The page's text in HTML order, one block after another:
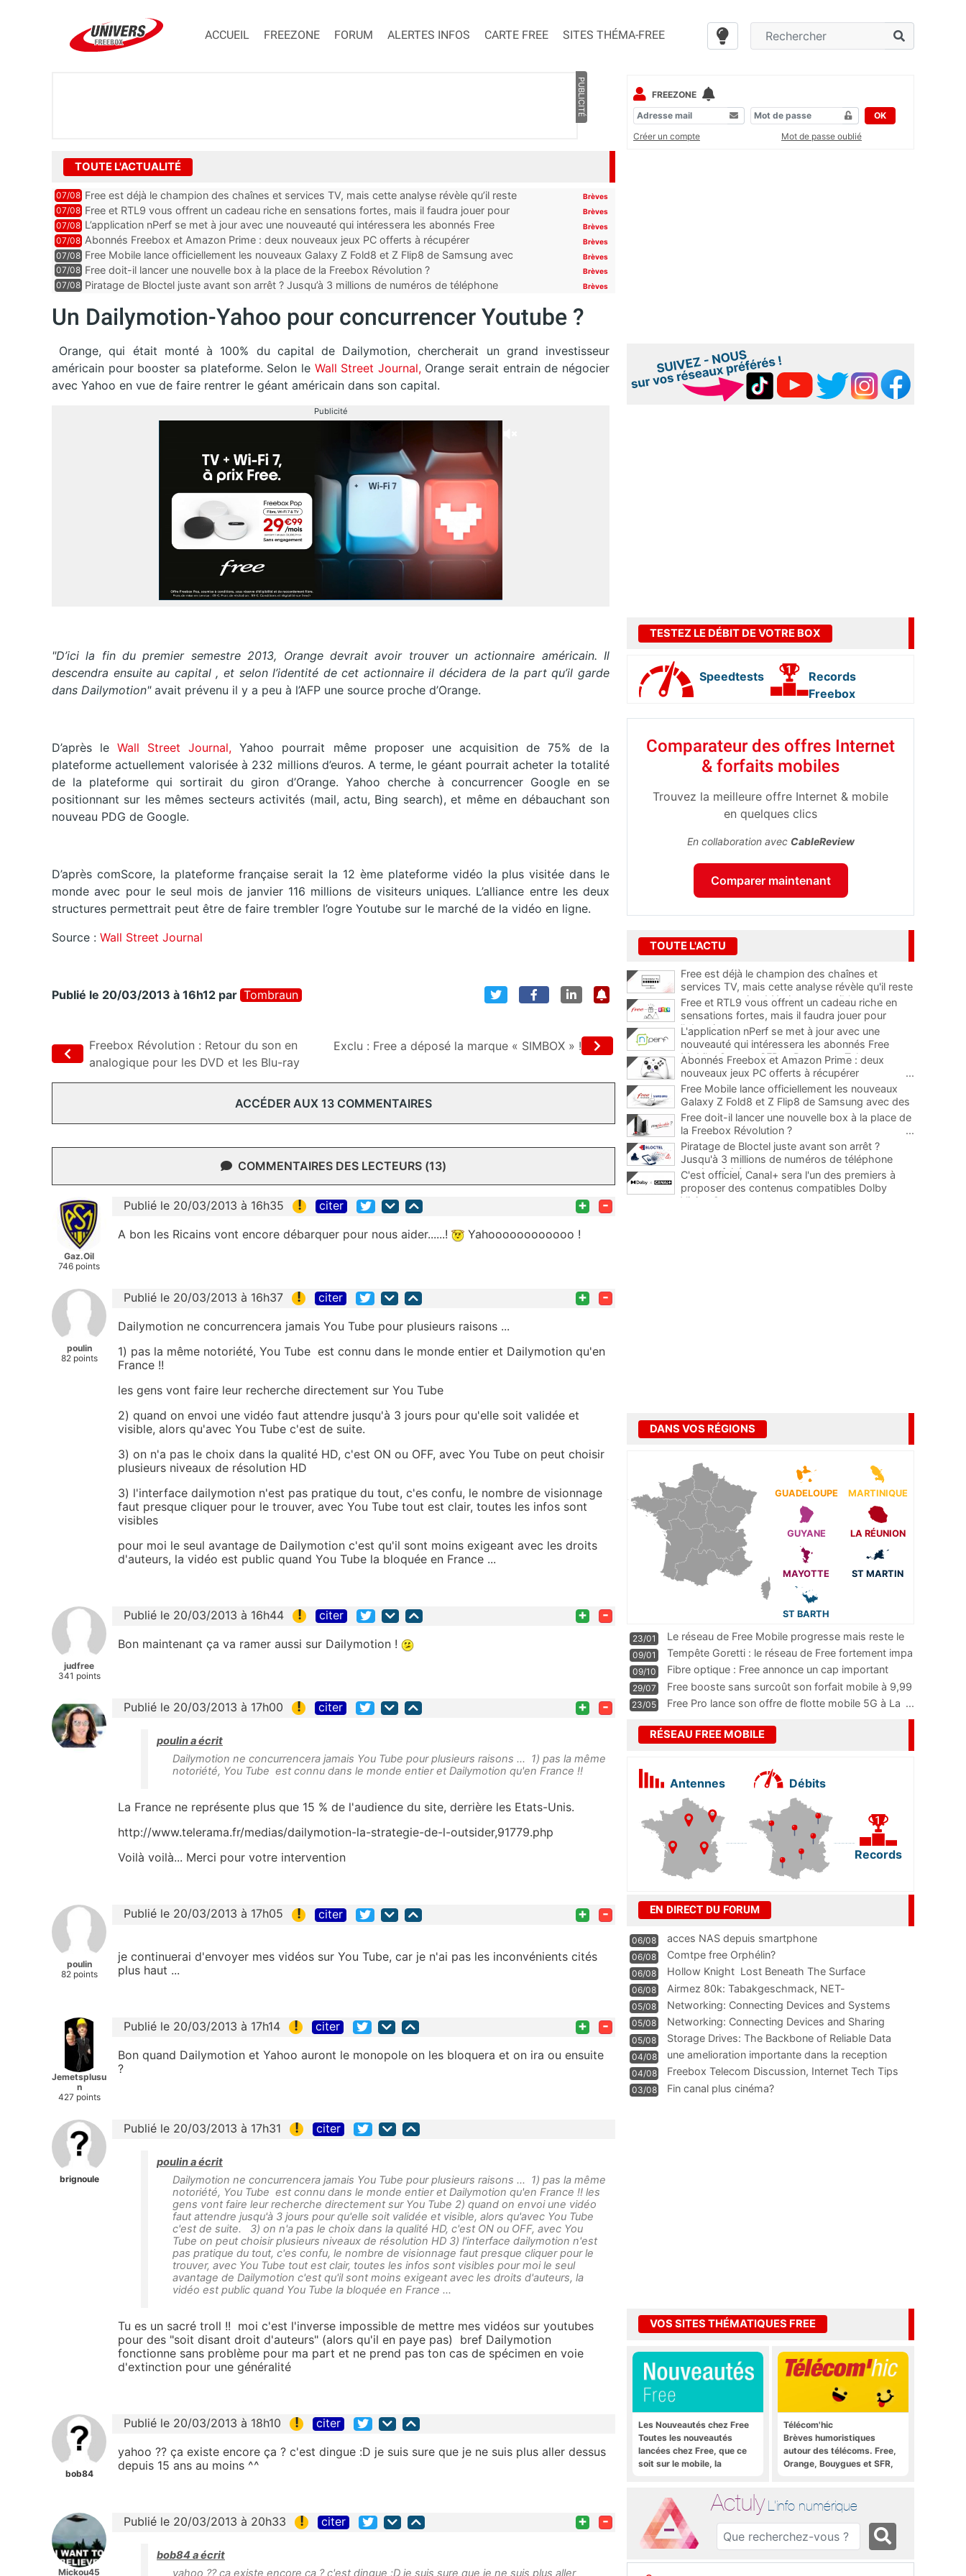
ACCUEIL FREEZONE FORUM ALERTES INFOS CARTE FREE SITES THÉMA-FREE
PUBLICITÉ
TOUTE L'ACTUALITÉ
07/08 Free est déjà le champion des chaînes et services TV, mais cette analyse révèle qu’il reste
encore au moin...
Brèves
07/08 Free et RTL9 vous offrent un cadeau riche en sensations fortes, mais il faudra jouer pour
l’obtenir
Brèves
07/08 L’application nPerf se met à jour avec une nouveauté qui intéressera les abonnés Free
Mobile, Orange, SFR ...
Brèves
07/08 Abonnés Freebox et Amazon Prime : deux nouveaux jeux PC offerts à récupérer Brèves
07/08 Free Mobile lance officiellement les nouveaux Galaxy Z Fold8 et Z Flip8 de Samsung avec
des promos et des cadeaux
Brèves
07/08 Free doit-il lancer une nouvelle box à la place de la Freebox Révolution ? Brèves
07/08 Piratage de Bloctel juste avant son arrêt ? Jusqu’à 3 millions de numéros de téléphone
Brèves
Un Dailymotion-Yahoo pour concurrencer Youtube ?
Orange, qui était monté à 100% du capital de Dailymotion, chercherait un grand investisseur
américain pour booster sa plateforme. Selon le Wall Street Journal,Orange serait entrain de négocier
avec Yahoo en vue de faire rentrer le géant américain dans son capital.
Publicité
"D’ici la fin du premier semestre 2013, Orange devrait avoir trouver un actionnaire américain. Il
descendra ensuite au capital , et selon l’identité de cet actionnaire il décidera de la part qu’il garde
dans Dailymotion" avait prévenu il y a peu à l’AFP une source proche d’Orange.
D’après leWall Street Journal,Yahoo pourrait même proposer une acquisition de 75% de la
plateforme actuellement valorisée à 232 millions d’euros. A terme, le géant pourrait acheter la totalité
de la plateforme qui sortirait du giron d’Orange. Yahoo cherche à concurrencer Google en se
positionnant sur les mêmes secteurs activités (mail, actu, Bing search), et même en débauchant son
nouveau PDG de Google.
D’après comScore, la plateforme française serait la 12 ème plateforme vidéo la plus visitée dans le
monde avec pour le seul mois de janvier 116 millions de visiteurs uniques. L’alliance entre les deux
structures permettrait peut être de faire trembler l’ogre Youtube sur le marché de la vidéo en ligne.
Source : Wall Street Journal
Publié le 20/03/2013 à 16h12 par Tombraun
Freebox Révolution : Retour du son en
analogique pour les DVD et les Blu-ray
Exclu : Free a déposé la marque « SIMBOX » !
ACCÉDER AUX 13 COMMENTAIRES
COMMENTAIRES DES LECTEURS (13)
Gaz.Oil
746 points
Publié le 20/03/2013 à 16h35 ! citer + -
A bon les Ricains vont encore débarquer pour nous aider......! Yahoooooooooooo !
poulin
82 points
Publié le 20/03/2013 à 16h37 ! citer + -
Dailymotion ne concurrencera jamais You Tube pour plusieurs raisons ...
1) pas la même notoriété, You Tube est connu dans le monde entier et Dailymotion qu'en
France !!
les gens vont faire leur recherche directement sur You Tube
2) quand on envoi une vidéo faut attendre jusqu'à 3 jours pour qu'elle soit validée et
visible, alors qu'avec You Tube c'est de suite.
3) on n'a pas le choix dans la qualité HD, c'est ON ou OFF, avec You Tube on peut choisir
plusieurs niveaux de résolution HD
3) l'interface dailymotion n'est pas pratique du tout, c'es confu, le nombre de visionnage
faut presque cliquer pour le trouver, avec You Tube tout est clair, toutes les infos sont
visibles
pour moi le seul avantage de Dailymotion c'est qu'il sont moins exigeant avec les droits
d'auteurs, la vidéo est public quand You Tube la bloquée en France ...
judfree
341 points
Publié le 20/03/2013 à 16h44 ! citer + -
Bon maintenant ça va ramer aussi sur Dailymotion !
Publié le 20/03/2013 à 17h00 ! citer + -
poulin a écrit
Dailymotion ne concurrencera jamais You Tube pour plusieurs raisons ... 1) pas la même
notoriété, You Tube est connu dans le monde entier et Dailymotion qu'en France !!
La France ne représente plus que 15 % de l'audience du site, derrière les Etats-Unis.
http://www.telerama.fr/medias/dailymotion-la-strategie-de-l-outsider,91779.php
Voilà voilà... Merci pour votre intervention
poulin
82 points
Publié le 20/03/2013 à 17h05 ! citer + -
je continuerai d'envoyer mes vidéos sur You Tube, car je n'ai pas les inconvénients cités
plus haut ...
Jemetsplusu
n
427 points
Publié le 20/03/2013 à 17h14 ! citer + -
Bon quand Dailymotion et Yahoo auront le monopole on les bloquera et on ira ou ensuite
?
brignoule
Publié le 20/03/2013 à 17h31 ! citer
poulin a écrit
Dailymotion ne concurrencera jamais You Tube pour plusieurs raisons ... 1) pas la même
notoriété, You Tube est connu dans le monde entier et Dailymotion qu'en France !! les
gens vont faire leur recherche directement sur You Tube 2) quand on envoi une vidéo
faut attendre jusqu'à 3 jours pour qu'elle soit validée et visible, alors qu'avec You Tube
c'est de suite. 3) on n'a pas le choix dans la qualité HD, c'est ON ou OFF, avec You
Tube on peut choisir plusieurs niveaux de résolution HD 3) l'interface dailymotion n'est
pas pratique du tout, c'es confu, le nombre de visionnage faut presque cliquer pour le
trouver, avec You Tube tout est clair, toutes les infos sont visibles pour moi le seul
avantage de Dailymotion c'est qu'il sont moins exigeant avec les droits d'auteurs, la
vidéo est public quand You Tube la bloquée en France ...
Tu es un sacré troll !! moi c'est l'inverse impossible de mettre mes vidéos sur youtubes
pour des "soit disant droit d'auteurs" (alors qu'il en paye pas) bref Dailymotion
fonctionne sans problème pour ma part et ne prend pas ton cas de spécimen en voie
d'extinction pour une généralité
bob84
Publié le 20/03/2013 à 18h10 ! citer
yahoo ?? ça existe encore ça ? c'est dingue :D je suis sure que je ne suis plus aller dessus
depuis 15 ans au moins ^^
Mickou45
Publié le 20/03/2013 à 20h33 ! citer + -
bob84 a écrit
FREEZONE
OK
Créer un compte
Mot de passe oublié
TESTEZ LE DÉBIT DE VOTRE BOX
Speedtests
Records
Freebox
Comparateur des offres Internet
& forfaits mobiles
Trouvez la meilleure offre Internet & mobile
en quelques clics
En collaboration avec CableReview
Comparer maintenant
TOUTE L'ACTU
Free est déjà le champion des chaînes et
services TV, mais cette analyse révèle qu'il reste
encore au moins 141 ajouts possibles
Free et RTL9 vous offrent un cadeau riche en
sensations fortes, mais il faudra jouer pour
l'obtenir
L'application nPerf se met à jour avec une
nouveauté qui intéressera les abonnés Free
Mobile, Orange, SFR et Bouygues Telecom
Abonnés Freebox et Amazon Prime : deux
nouveaux jeux PC offerts à récupérer
...
Free Mobile lance officiellement les nouveaux
Galaxy Z Fold8 et Z Flip8 de Samsung avec des
promos et des cadeaux
...
Free doit-il lancer une nouvelle box à la place de
la Freebox Révolution ?
...
Piratage de Bloctel juste avant son arrêt ?
Jusqu'à 3 millions de numéros de téléphone
auraient fuité
C'est officiel, Canal+ sera l'un des premiers à
proposer des contenus compatibles Dolby
Vision 2
DANS VOS RÉGIONS
GUADELOUPE MARTINIQUE
GUYANE LA RÉUNION
MAYOTTE ST MARTIN
ST BARTH
23/01
Le réseau de Free Mobile progresse mais reste le
m
...
09/01
Tempête Goretti : le réseau de Free fortement impa
09/10
Fibre optique : Free annonce un cap important
pass
...
29/07
Free booste sans surcoût son forfait mobile à 9,99
23/05 Free Pro lance son offre de flotte mobile 5G à La ...
RÉSEAU FREE MOBILE
Antennes Débits
Records
EN DIRECT DU FORUM
06/08 acces NAS depuis smartphone
06/08 Comtpe free Orphélin?
06/08 Hollow Knight  Lost Beneath The Surface
06/08
Airmez 80k: Tabakgeschmack, NET-
Technologie und Leistung im
05/08 Networking: Connecting Devices and Systems
05/08
Networking: Connecting Devices and Sharing
Information
05/08
Storage Drives: The Backbone of Reliable Data
Management
04/08
une amelioration importante dans la reception
WIFI
04/08
Freebox Telecom Discussion, Internet Tech Tips
Communi
03/08 Fin canal plus cinéma?
VOS SITES THÉMATIQUES FREE
Les Nouveautés chez Free
Toutes les nouveautés
lancées chez Free, que ce
soit sur le mobile, la
Télécom'hic
Brèves humoristiques
autour des télécoms. Free,
Orange, Bouygues et SFR,
Actuly L'info numérique